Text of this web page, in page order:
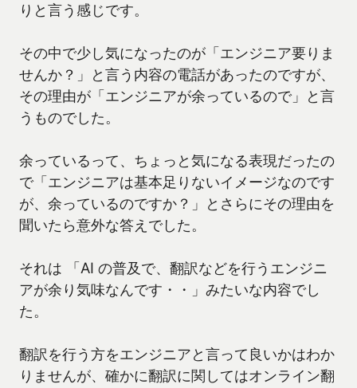
りと言う感じです。
その中で少し気になったのが「エンジニア要りま
せんか？」と言う内容の電話があったのですが、
その理由が「エンジニアが余っているので」と言
うものでした。
余っているって、ちょっと気になる表現だったの
で「エンジニアは基本足りないイメージなのです
が、余っているのですか？」とさらにその理由を
聞いたら意外な答えでした。
それは 「AI の普及で、翻訳などを行うエンジニ
アが余り気味なんです・・」みたいな内容でし
た。
翻訳を行う方をエンジニアと言って良いかはわか
りませんが、確かに翻訳に関してはオンライン翻